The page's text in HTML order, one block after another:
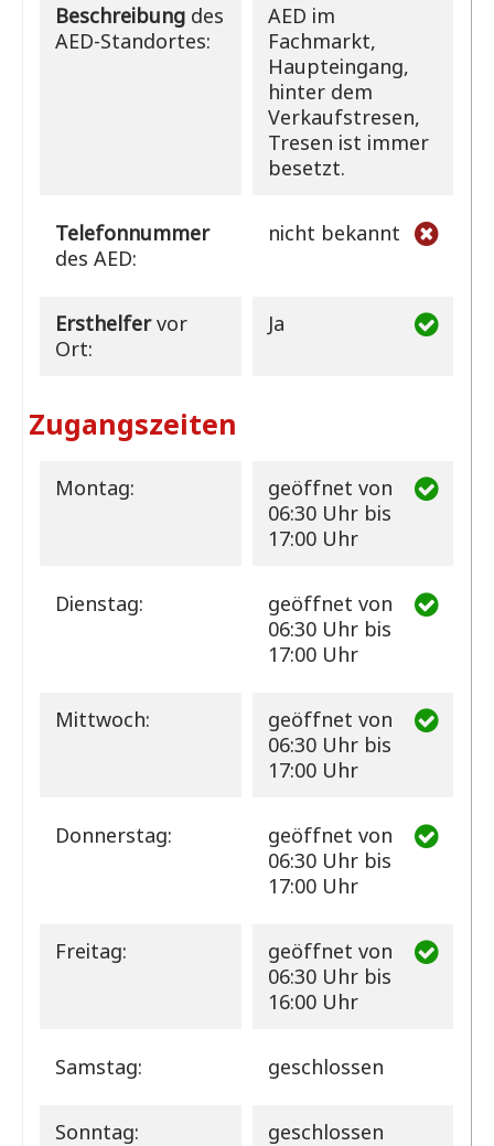
Beschreibungdes
AED-Standortes:
AED im
Fachmarkt,
Haupteingang,
hinter dem
Verkaufstresen,
Tresen ist immer
besetzt.
Telefonnummer
des AED:
nicht bekannt
Ersthelfervor
Ort:
Ja
Zugangszeiten
Montag: geöffnet von
06:30 Uhr bis
17:00 Uhr
Dienstag: geöffnet von
06:30 Uhr bis
17:00 Uhr
Mittwoch: geöffnet von
06:30 Uhr bis
17:00 Uhr
Donnerstag: geöffnet von
06:30 Uhr bis
17:00 Uhr
Freitag: geöffnet von
06:30 Uhr bis
16:00 Uhr
Samstag: geschlossen
Sonntag: geschlossen